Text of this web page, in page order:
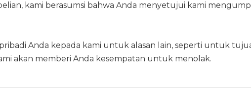
kami berasumsi bahwa Anda menyetujui kami
Anda kepada kami untuk alasan lain, seperti untuk
akan memberi Anda kesempatan untuk menolak.